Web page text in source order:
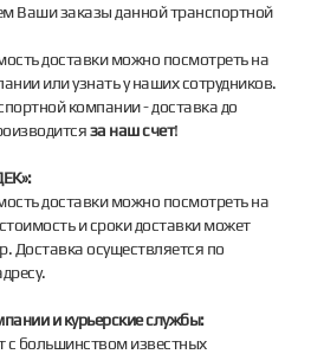
Ваши заказы данной транспортной
доставки можно посмотреть на
или узнать у наших сотрудников.
компании - доставка до
за наш счет!
доставки можно посмотреть на
и сроки доставки может
Доставка осуществляется по
и курьерские службы:
большинством известных